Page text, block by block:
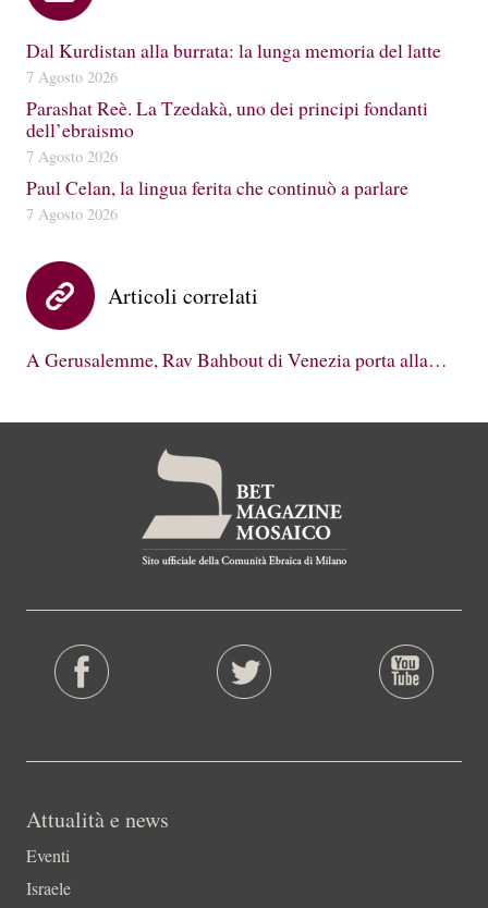
Dal Kurdistan alla burrata: la lunga memoria del latte
7 Agosto 2026
Parashat Reè. La Tzedakà, uno dei principi fondanti
dell’ebraismo
7 Agosto 2026
Paul Celan, la lingua ferita che continuò a parlare
7 Agosto 2026
Articoli correlati
A Gerusalemme, Rav Bahbout di Venezia porta alla…
Attualità e news
Eventi
Israele